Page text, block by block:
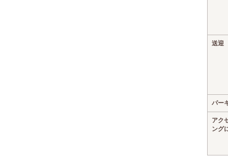
送迎
パー
アク
ング